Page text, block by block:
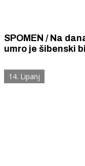
SPOMEN / Na
umro je šibenski
Domovinskom ratu
14. Lipanj